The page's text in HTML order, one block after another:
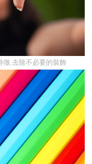
徵,去除不必要的裝飾